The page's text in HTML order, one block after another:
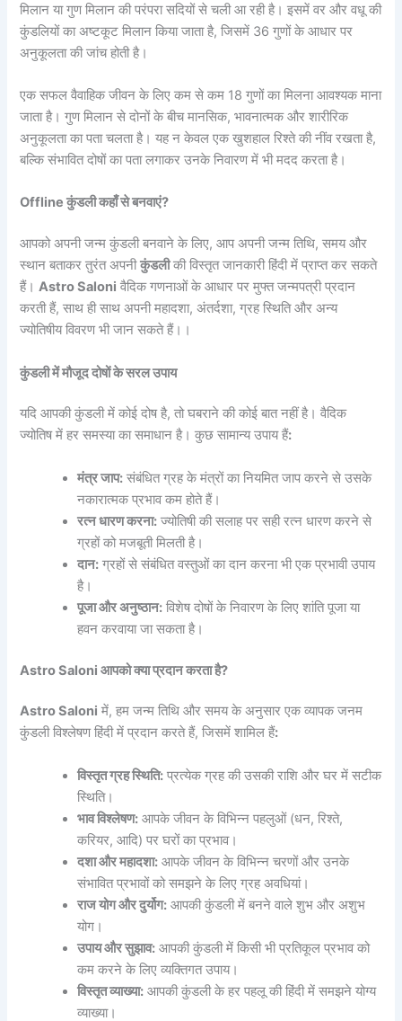
मिलान या गुण मिलान की परंपरा सदियों से चली आ रही है। इसमें वर और वधू की
कुंडलियों का अष्टकूट मिलान किया जाता है, जिसमें 36 गुणों के आधार पर
अनुकूलता की जांच होती है।
एक सफल वैवाहिक जीवन के लिए कम से कम 18 गुणों का मिलना आवश्यक माना
जाता है। गुण मिलान से दोनों के बीच मानसिक, भावनात्मक और शारीरिक
अनुकूलता का पता चलता है। यह न केवल एक खुशहाल रिश्ते की नींव रखता है,
बल्कि संभावित दोषों का पता लगाकर उनके निवारण में भी मदद करता है।
Offline कुंडली कहाँ से बनवाएं?
आपको अपनी जन्म कुंडली बनवाने के लिए, आप अपनी जन्म तिथि, समय और
स्थान बताकर तुरंत अपनीकुंडलीकी विस्तृत जानकारी हिंदी में प्राप्त कर सकते
हैं।Astro Saloni वैदिक गणनाओं के आधार पर मुफ्त जन्मपत्री प्रदान
करती हैं, साथ ही साथ अपनी महादशा, अंतर्दशा, ग्रह स्थिति और अन्य
ज्योतिषीय विवरण भी जान सकते हैं।।
कुंडली में मौजूद दोषों के सरल उपाय
यदि आपकी कुंडली में कोई दोष है, तो घबराने की कोई बात नहीं है। वैदिक
ज्योतिष में हर समस्या का समाधान है। कुछ सामान्य उपाय हैं:
मंत्र जाप: संबंधित ग्रह के मंत्रों का नियमित जाप करने से उसके
नकारात्मक प्रभाव कम होते हैं।
रत्न धारण करना: ज्योतिषी की सलाह पर सही रत्न धारण करने से
ग्रहों को मजबूती मिलती है।
दान: ग्रहों से संबंधित वस्तुओं का दान करना भी एक प्रभावी उपाय
है।
पूजा और अनुष्ठान: विशेष दोषों के निवारण के लिए शांति पूजा या
हवन करवाया जा सकता है।
Astro Saloni आपको क्या प्रदान करता है?
Astro Saloni में, हम जन्म तिथि और समय के अनुसार एक व्यापक जनम
कुंडली विश्लेषण हिंदी में प्रदान करते हैं, जिसमें शामिल हैं:
विस्तृत ग्रह स्थिति: प्रत्येक ग्रह की उसकी राशि और घर में सटीक
स्थिति।
भाव विश्लेषण: आपके जीवन के विभिन्न पहलुओं (धन, रिश्ते,
करियर, आदि) पर घरों का प्रभाव।
दशा और महादशा: आपके जीवन के विभिन्न चरणों और उनके
संभावित प्रभावों को समझने के लिए ग्रह अवधियां।
राज योग और दुर्योग: आपकी कुंडली में बनने वाले शुभ और अशुभ
योग।
उपाय और सुझाव: आपकी कुंडली में किसी भी प्रतिकूल प्रभाव को
कम करने के लिए व्यक्तिगत उपाय।
विस्तृत व्याख्या: आपकी कुंडली के हर पहलू की हिंदी में समझने योग्य
व्याख्या।